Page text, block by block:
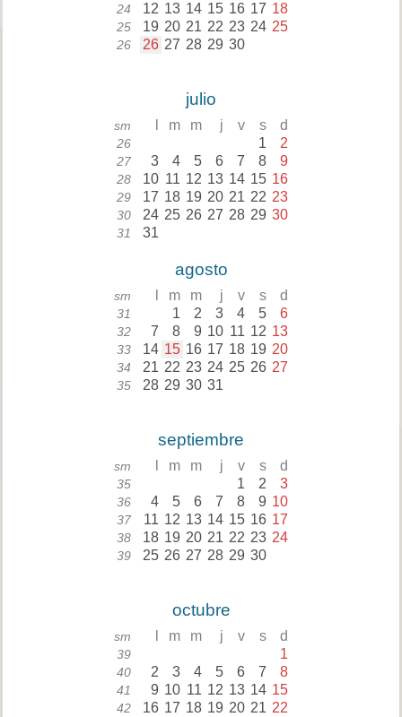
24 12 13 14 15 16 17 18
25 19 20 21 22 23 24 25
26 26 27 28 29 30
julio
sm m m j v s d
26 1 2
27 3 4 5 6 7 8 9
28 10 11 12 13 14 15 16
29 17 18 19 20 21 22 23
30 24 25 26 27 28 29 30
31 31
agosto
sm m m j v s d
31 1 2 3 4 5 6
32 7 8 9 10 11 12 13
33 14 15 16 17 18 19 20
34 21 22 23 24 25 26 27
35 28 29 30 31
septiembre
sm m m j v s d
35 1 2 3
36 4 5 6 7 8 9 10
37 11 12 13 14 15 16 17
38 18 19 20 21 22 23 24
39 25 26 27 28 29 30
octubre
sm m m j v s d
39 1
40 2 3 4 5 6 7 8
41 9 10 11 12 13 14 15
42 16 17 18 19 20 21 22